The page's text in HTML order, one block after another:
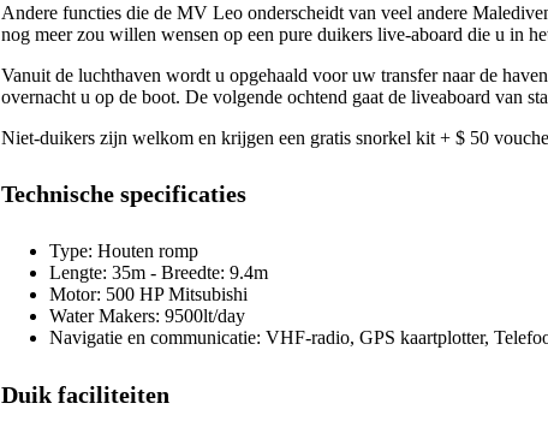
Andere functies die de MV Leo onderscheidt van veel andere
nog meer zou willen wensen op een pure duikers live-aboard die u in
Vanuit de luchthaven wordt u opgehaald voor uw transfer naar de
overnacht u op de boot. De volgende ochtend gaat de liveaboard van
Niet-duikers zijn welkom en krijgen een gratis snorkel kit + $ 50
Technische specificaties
Type: Houten romp
Lengte: 35m - Breedte: 9.4m
Motor: 500 HP Mitsubishi
Water Makers: 9500lt/day
Navigatie en communicatie: VHF-radio, GPS kaartplotter,
Duik faciliteiten